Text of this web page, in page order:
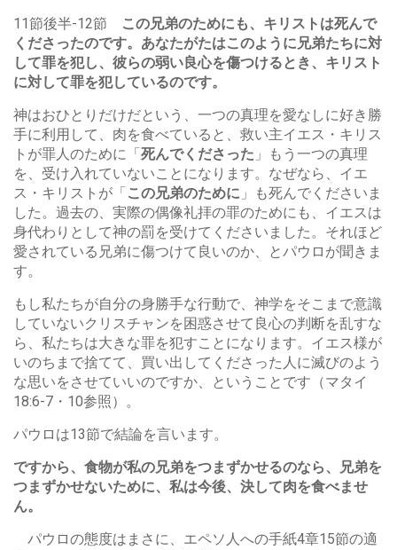
11節後半-12節
この兄弟のためにも、キリストは死んで
くださったのです。あなたがたはこのように兄弟たちに対
して罪を犯し、彼らの弱い良心を傷つけるとき、キリスト
に対して罪を犯しているのです。
神はおひとりだけだという、一つの真理を愛なしに好き勝
手に利用して、肉を食べていると、救い主イエス・キリス
トが罪人のために「死んでくださった 」もう一つの真理
を、受け入れていないことになります。なぜなら、イエ
ス・キリストが「この兄弟のために 」も死んでくださいま
した。過去の、実際の偶像礼拝の罪のためにも、イエスは
身代わりとして神の罰を受けてくださいました。それほど
愛されている兄弟に傷つけて良いのか、とパウロが聞きま
す。
もし私たちが自分の身勝手な行動で、神学をそこまで意識
していないクリスチャンを困惑させて良心の判断を乱すな
ら、私たちは大きな罪を犯すことになります。イエス様が
いのちまで捨てて、買い出してくださった人に滅びのよう
な思いをさせていいのですか、ということです（マタイ
18:6-7・10参照）。
パウロは13節で結論を言います。
ですから、食物が私の兄弟をつまずかせるのなら、兄弟を
つまずかせないために、私は今後、決して肉を食べませ
ん。
パウロの態度はまさに、エペソ人への手紙4章15節の適